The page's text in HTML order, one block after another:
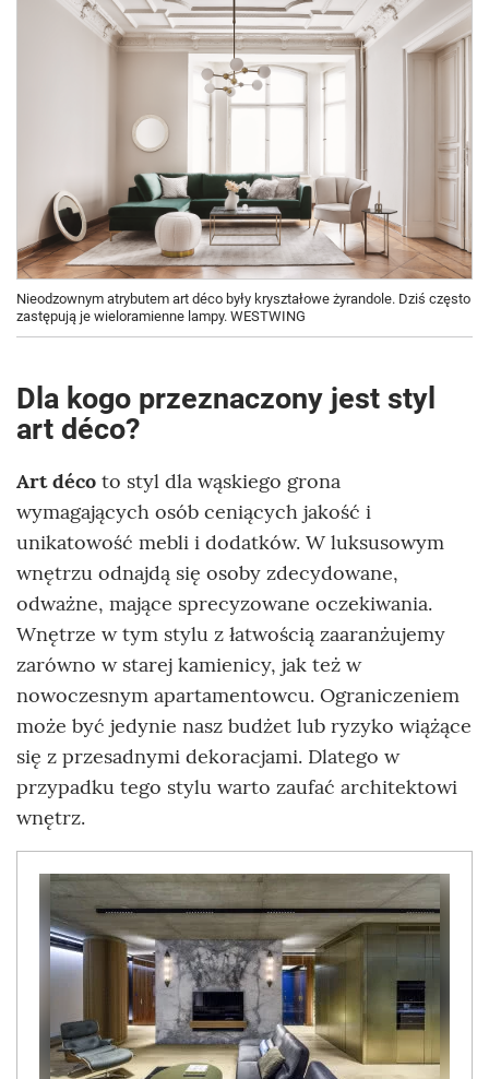
Nieodzownym atrybutem art déco były kryształowe żyrandole. Dziś często
zastępują je wieloramienne lampy. WESTWING
Dla kogo przeznaczony jest styl
art déco?
Art déco to styl dla wąskiego grona
wymagających osób ceniących jakość i
unikatowość mebli i dodatków. W luksusowym
wnętrzu odnajdą się osoby zdecydowane,
odważne, mające sprecyzowane oczekiwania.
Wnętrze w tym stylu z łatwością zaaranżujemy
zarówno w starej kamienicy, jak też w
nowoczesnym apartamentowcu. Ograniczeniem
może być jedynie nasz budżet lub ryzyko wiążące
się z przesadnymi dekoracjami. Dlatego w
przypadku tego stylu warto zaufać architektowi
wnętrz.